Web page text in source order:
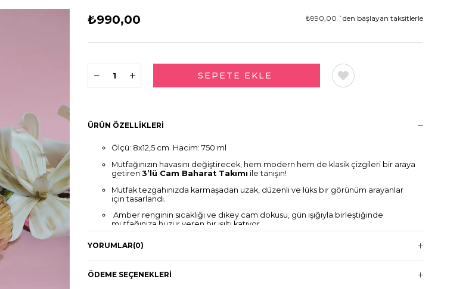
₺990,00 ₺990,00 `den başlayan taksitlerle
ÜRÜN ÖZELLIKLERI
Ölçü: 8x12,5 cm Hacim: 750 ml
Mutfağınızın havasını değiştirecek, hem modern hem de klasik çizgileri bir araya
getiren 3’lü Cam Baharat Takımı ile tanışın!
Mutfak tezgahınızda karmaşadan uzak, düzenli ve lüks bir görünüm arayanlar
için tasarlandı.
Amber renginin sıcaklığı ve dikey cam dokusu, gün ışığıyla birleştiğinde
mutfağınıza huzur veren bir ışıltı katıyor.
YORUMLAR(0)
ÖDEME SEÇENEKLERI